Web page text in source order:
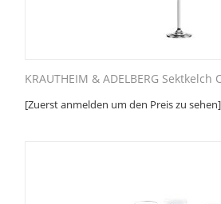
KRAUTHEIM & ADELBERG Sektkelch
[Zuerst anmelden um den Preis zu sehen]